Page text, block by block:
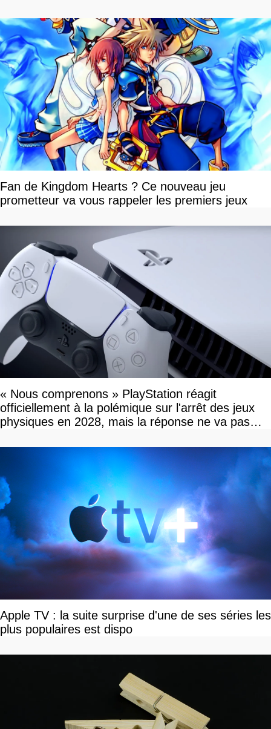
Fan de Kingdom Hearts ? Ce nouveau jeu
prometteur va vous rappeler les premiers jeux
« Nous comprenons » PlayStation réagit
officiellement à la polémique sur l'arrêt des jeux
physiques en 2028, mais la réponse ne va pas
Apple TV : la suite surprise d'une de ses séries les
plus populaires est dispo